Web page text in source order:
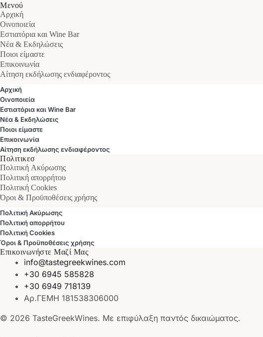
Μενού
Αρχική
Οινοποιεία
Εστιατόρια και Wine Bar
Νέα & Εκδηλώσεις
Ποιοι είμαστε
Επικοινωνία
Αίτηση εκδήλωσης ενδιαφέροντος
Αρχική
Οινοποιεία
Εστιατόρια και Wine Bar
Νέα & Εκδηλώσεις
Ποιοι είμαστε
Επικοινωνία
Αίτηση εκδήλωσης ενδιαφέροντος
Πολιτικεσ
Πολιτική Ακύρωσης
Πολιτική απορρήτου
Πολιτική Cookies
Όροι & Προϋποθέσεις χρήσης
Πολιτική Ακύρωσης
Πολιτική απορρήτου
Πολιτική Cookies
Όροι & Προϋποθέσεις χρήσης
Επικοινωνήστε Μαζί Μας
info@tastegreekwines.com
+30 6945 585828
+30 6949 718139
Αρ.ΓΕΜΗ 181538306000
© 2026 TasteGreekWines. Με επιφύλαξη παντός δικαιώματος.